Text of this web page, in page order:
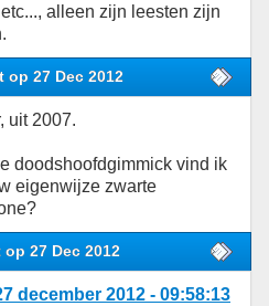
alleen zijn leesten zijn
op 27 Dec 2012
uit 2007.
doodshoofdgimmick vind ik
eigenwijze zwarte
27 Dec 2012
december 2012 - 09:58:13